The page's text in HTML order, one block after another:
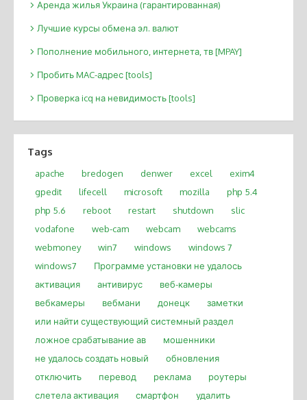
Аренда жилья Украина (гарантированная)
Лучшие курсы обмена эл. валют
Пополнение мобильного, интернета, тв [MPAY]
Пробить MAC-адрес [tools]
Проверка icq на невидимость [tools]
Tags
apache bredogen denwer excel
exim4
gpedit
lifecell microsoft mozilla
php 5.4
php 5.6
reboot restart shutdown
slic
vodafone
web-cam webcam
webcams
webmoney
win7 windows
windows 7
windows7
Программе установки не удалось
активация
антивирус
веб-камеры
вебкамеры
вебмани донецк
заметки
или найти существующий системный раздел
ложное срабатывание ав
мошенники
не удалось создать новый
обновления
отключить
перевод реклама
роутеры
слетела активация
смартфон удалить